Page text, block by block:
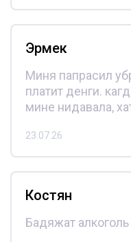
Эрмек
Миня папрасил
платит денги.
мине нидавала,
23.07.26
Костян
Бадяжат